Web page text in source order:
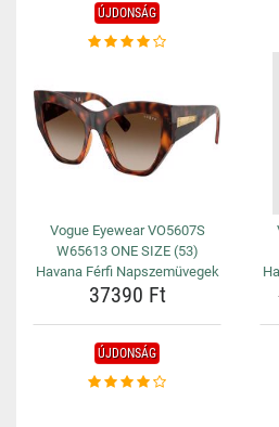
ÚJDONSÁG
Vogue Eyewear VO5607S
W65613 ONE SIZE (53)
Havana Férfi Napszemüvegek
37390 Ft
ÚJDONSÁG